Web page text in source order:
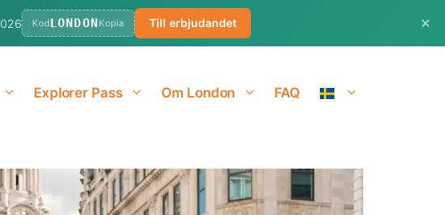
KodLONDONKopia Till erbjudandet ✕
Explorer Pass Om London FAQ